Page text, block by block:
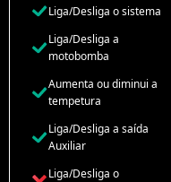
Liga/Desliga o sistema
Liga/Desliga a
motobomba
Aumenta ou diminui a
tempetura
Liga/Desliga a saída
Auxiliar
Liga/Desliga o